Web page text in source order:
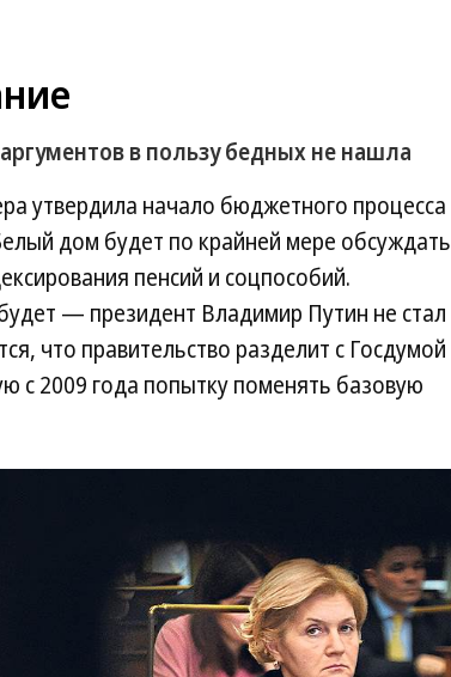
в пользу бедных не нашла
утвердила начало бюджетного процесса
дом будет по крайней мере обсуждать
пенсий и соцпособий.
— президент Владимир Путин не стал
что правительство разделит с Госдумой
с 2009 года попытку поменять базовую